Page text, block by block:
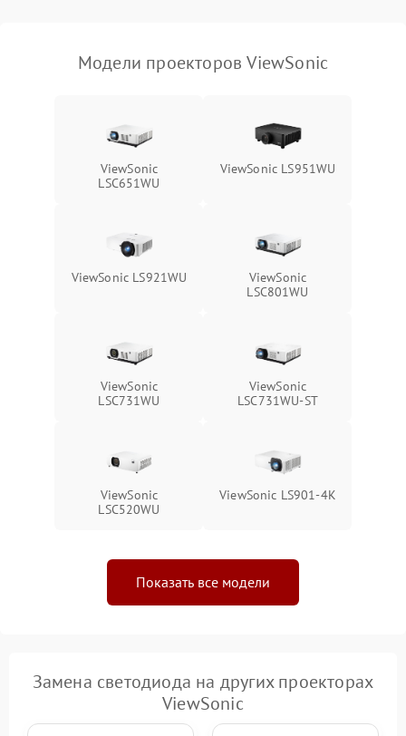
Модели проекторов ViewSonic
ViewSonic
LSC651WU
ViewSonic LS951WU
ViewSonic LS921WU
ViewSonic
LSC801WU
ViewSonic
LSC731WU
ViewSonic
LSC731WU-ST
ViewSonic
LSC520WU
ViewSonic LS901-4K
Показать все модели
Замена светодиода на других проекторах
ViewSonic